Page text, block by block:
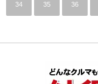
34 35 36